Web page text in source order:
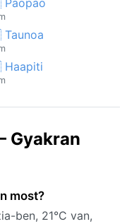
Gyakran
most?
ben, 21°C van,